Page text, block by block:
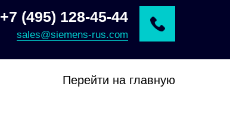
+7 (495) 128-45-44
sales@siemens-rus.com
Перейти на главную